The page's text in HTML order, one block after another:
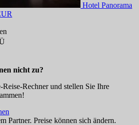
Hotel Panorama
nicht zu?
Rechner und stellen Sie Ihre
Partner. Preise können sich ändern.